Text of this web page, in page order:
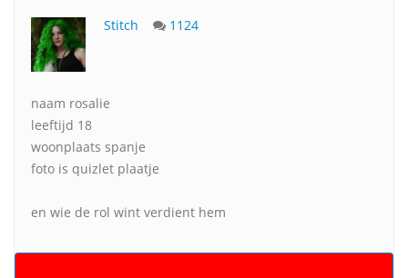
Stitch 1124
naam rosalie
leeftijd 18
woonplaats spanje
foto is quizlet plaatje
en wie de rol wint verdient hem